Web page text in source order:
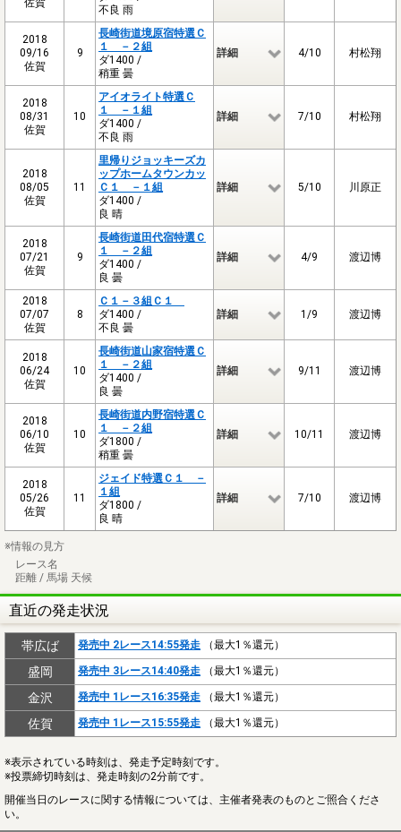
不良 雨
2018
09/16
佐賀
9
長崎街道境原宿特選Ｃ
１ －２組
ダ1400 /
稍重 曇
詳細 4/10 村松翔
2018
08/31
佐賀
10
アイオライト特選Ｃ
１ －１組
ダ1400 /
不良 雨
詳細 7/10 村松翔
2018
08/05
佐賀
11
里帰りジョッキーズカ
ップホームタウンカッ
Ｃ１ －１組
ダ1400 /
良 晴
詳細 5/10 川原正
2018
07/21
佐賀
9
長崎街道田代宿特選Ｃ
１ －２組
ダ1400 /
良 曇
詳細 4/9 渡辺博
2018
07/07
佐賀
8
Ｃ１－３組Ｃ１
ダ1400 /
不良 曇
詳細 1/9 渡辺博
2018
06/24
佐賀
10
長崎街道山家宿特選Ｃ
１ －２組
ダ1400 /
良 曇
詳細 9/11 渡辺博
2018
06/10
佐賀
10
長崎街道内野宿特選Ｃ
１ －２組
ダ1800 /
稍重 曇
詳細 10/11 渡辺博
2018
05/26
佐賀
11
ジェイド特選Ｃ１ －
１組
ダ1800 /
良 晴
詳細 7/10 渡辺博
※情報の見方
レース名
距離 / 馬場 天候
直近の発走状況
帯広ば 発売中 2レース14:55発走 （最大1％還元）
盛岡 発売中 3レース14:40発走 （最大1％還元）
金沢 発売中 1レース16:35発走 （最大1％還元）
佐賀 発売中 1レース15:55発走 （最大1％還元）
※表示されている時刻は、発走予定時刻です。
※投票締切時刻は、発走時刻の2分前です。
開催当日のレースに関する情報については、主催者発表のものとご照合くださ
い。